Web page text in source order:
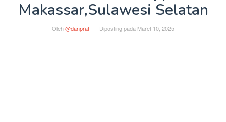
Makassar,Sulawesi Selatan
Oleh@danprat Diposting pada Maret 10, 2025